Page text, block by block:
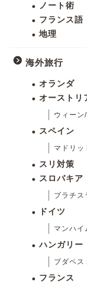
ノート術
フランス語
地理
海外旅行
オランダ
オーストリ
ウィーン
スペイン
マドリ
スリ対策
スロバキア
ブラチ
ドイツ
マンハ
ハンガリー
ブダペ
フランス